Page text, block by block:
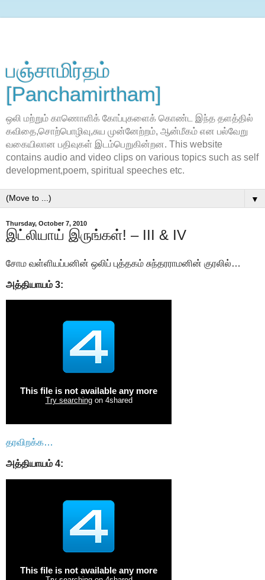
பஞ்சாமிர்தம்
[Panchamirtham]
ஒலி மற்றும் காணொளிக் கோப்புகளைக் கொண்ட இந்த தளத்தில்
கவிதை,சொற்பொழிவு,சுய முன்னேற்றம், ஆன்மீகம் என பல்வேறு
வகையிலான பதிவுகள் இடம்பெறுகின்றன. This website
contains audio and video clips on various topics such as self
development,poem, spiritual speeches etc.
▼
Thursday, October 7, 2010
இட்லியாய் இருங்கள்! – III & IV
சோம வள்ளியப்பனின் ஒலிப் புத்தகம் சுந்தரராமனின் குரலில்…
அத்தியாயம் 3:
தரவிறக்க…
அத்தியாயம் 4: